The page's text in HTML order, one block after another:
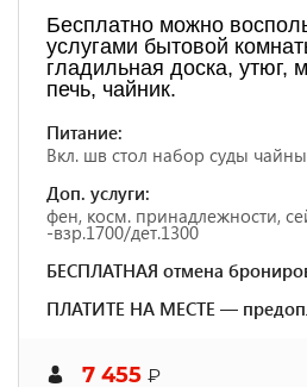
Бесплатно можно
услугами бытовой
гладильная доска, утюг,
печь, чайник.
Питание:
Вкл. шв стол набор суды
Доп. услуги:
фен, косм. принадлежности,
-взр.1700/дет.1300
БЕСПЛАТНАЯ отмена
ПЛАТИТЕ НА МЕСТЕ —
7 455 ₽